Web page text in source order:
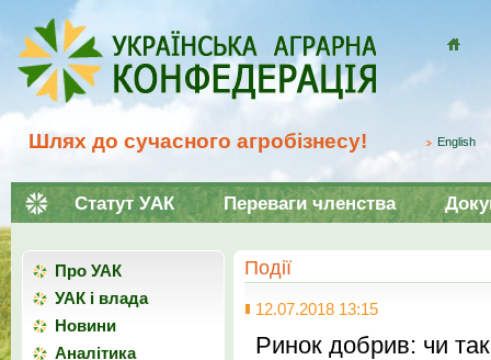
Шлях до сучасного агробізнесу! English
Статут УАК Переваги членства
Події
12.07.2018 13:15
Ринок добрив: чи
Про УАК
УАК і влада
Новини
Аналітика